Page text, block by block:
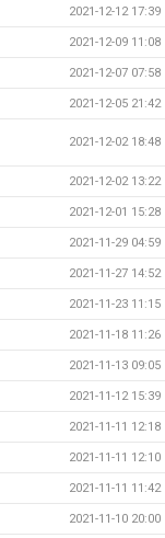
2021-12-12 17:39
2021-12-09 11:08
2021-12-07 07:58
2021-12-05 21:42
2021-12-02 18:48
2021-12-02 13:22
2021-12-01 15:28
2021-11-29 04:59
2021-11-27 14:52
2021-11-23 11:15
2021-11-18 11:26
2021-11-13 09:05
2021-11-12 15:39
2021-11-11 12:18
2021-11-11 12:10
2021-11-11 11:42
2021-11-10 20:00